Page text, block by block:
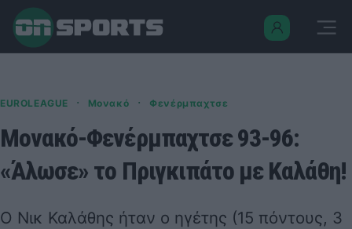
EUROLEAGUE · Μονακό · Φενέρμπαχτσε
Μονακό-Φενέρμπαχτσε 93-96:
«Άλωσε» το Πριγκιπάτο με Καλάθη!
Ο Νικ Καλάθης ήταν ο ηγέτης (15 πόντους, 3